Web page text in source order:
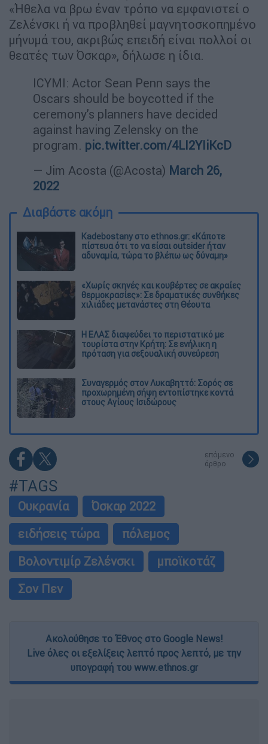
«Ήθελα να βρω έναν τρόπο να εμφανιστεί ο
Ζελένσκι ή να προβληθεί μαγνητοσκοπημένο
μήνυμά του, ακριβώς επειδή είναι πολλοί οι
θεατές των Όσκαρ», δήλωσε η ίδια.
ICYMI: Actor Sean Penn says the
Oscars should be boycotted if the
ceremony’s planners have decided
against having Zelensky on the
program. pic.twitter.com/4LI2YIiKcD
— Jim Acosta (@Acosta) March 26,
2022
Διαβάστε ακόμη
Kadebostany στο ethnos.gr: «Κάποτε
πίστευα ότι το να είσαι outsider ήταν
αδυναμία, τώρα το βλέπω ως δύναμη»
«Χωρίς σκηνές και κουβέρτες σε ακραίες
θερμοκρασίες»: Σε δραματικές συνθήκες
χιλιάδες μετανάστες στη Θέουτα
Η ΕΛΑΣ διαψεύδει το περιστατικό με
τουρίστα στην Κρήτη: Σε ενήλικη η
πρόταση για σεξουαλική συνεύρεση
Συναγερμός στον Λυκαβηττό: Σορός σε
προχωρημένη σήψη εντοπίστηκε κοντά
στους Αγίους Ισιδώρους
επόμενο
άρθρο
#TAGS
Ουκρανία
Όσκαρ 2022
ειδήσεις τώρα
πόλεμος
Βολοντιμίρ Ζελένσκι
μποϊκοτάζ
Σον Πεν
Ακολούθησε το Έθνος στο Google News!
Live όλες οι εξελίξεις λεπτό προς λεπτό, με την
υπογραφή του www.ethnos.gr